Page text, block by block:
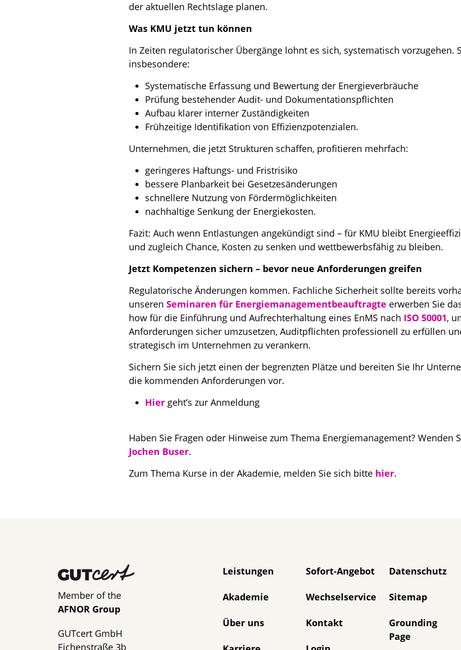
der aktuellen Rechtslage planen.
Was KMU jetzt tun können
In Zeiten regulatorischer Übergänge lohnt es sich, systematisch vorzugehen.
insbesondere:
Systematische Erfassung und Bewertung der Energieverbräuche
Prüfung bestehender Audit- und Dokumentationspflichten
Aufbau klarer interner Zuständigkeiten
Frühzeitige Identifikation von Effizienzpotenzialen.
Unternehmen, die jetzt Strukturen schaffen, profitieren mehrfach:
geringeres Haftungs- und Fristrisiko
bessere Planbarkeit bei Gesetzesänderungen
schnellere Nutzung von Fördermöglichkeiten
nachhaltige Senkung der Energiekosten.
Fazit: Auch wenn Entlastungen angekündigt sind – für KMU bleibt
und zugleich Chance, Kosten zu senken und wettbewerbsfähig zu bleiben.
Jetzt Kompetenzen sichern – bevor neue Anforderungen greifen
Regulatorische Änderungen kommen. Fachliche Sicherheit sollte bereits
unseren Seminaren für Energiemanagementbeauftragte erwerben Sie
how für die Einführung und Aufrechterhaltung eines EnMS nach ISO 50001,
Anforderungen sicher umzusetzen, Auditpflichten professionell zu erfüllen
strategisch im Unternehmen zu verankern.
Sichern Sie sich jetzt einen der begrenzten Plätze und bereiten Sie Ihr
die kommenden Anforderungen vor.
Hiergeht’s zur Anmeldung
Haben Sie Fragen oder Hinweise zum Thema Energiemanagement? Wenden
Jochen Buser.
Zum Thema Kurse in der Akademie, melden Sie sich bitte hier.
Member of the
AFNOR Group
GUTcert GmbH
Eichenstraße 3b
Navigation überspringen
Leistungen
Akademie
Über uns
Sofort-Angebot
Wechselservice
Kontakt
Datenschutz
Sitemap
Grounding
Page